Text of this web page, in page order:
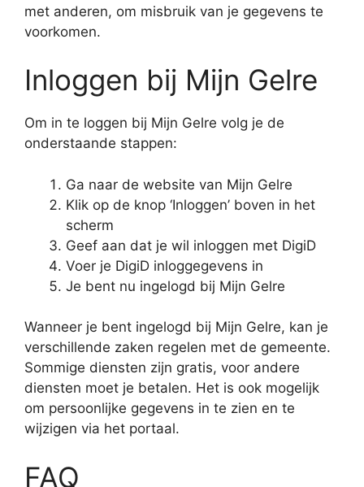
met anderen, om misbruik van je gegevens te
voorkomen.
Inloggen bij Mijn Gelre
Om in te loggen bij Mijn Gelre volg je de
onderstaande stappen:
Ga naar de website van Mijn Gelre
Klik op de knop ‘Inloggen’ boven in het
scherm
Geef aan dat je wil inloggen met DigiD
Voer je DigiD inloggegevens in
Je bent nu ingelogd bij Mijn Gelre
Wanneer je bent ingelogd bij Mijn Gelre, kan je
verschillende zaken regelen met de gemeente.
Sommige diensten zijn gratis, voor andere
diensten moet je betalen. Het is ook mogelijk
om persoonlijke gegevens in te zien en te
wijzigen via het portaal.
FAQ